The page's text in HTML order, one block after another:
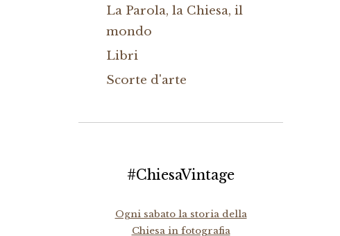
La Parola, la Chiesa, il
mondo
Libri
Scorte d'arte
#ChiesaVintage
Ogni sabato la storia della
Chiesa in fotografia